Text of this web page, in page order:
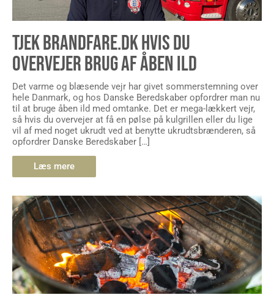
TJEK BRANDFARE.DK HVIS DU
OVERVEJER BRUG AF ÅBEN ILD
Det varme og blæsende vejr har givet sommerstemning over
hele Danmark, og hos Danske Beredskaber opfordrer man nu
til at bruge åben ild med omtanke. Det er mega-lækkert vejr,
så hvis du overvejer at få en pølse på kulgrillen eller du lige
vil af med noget ukrudt ved at benytte ukrudtsbrænderen, så
opfordrer Danske Beredskaber […]
Læs mere